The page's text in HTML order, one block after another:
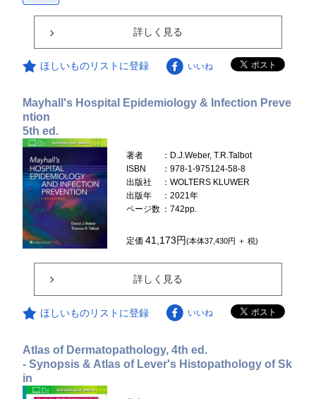
詳しく見る
ほしいものリストに登録 いいね
Mayhall's Hospital Epidemiology & Infection Preve
ntion
5th ed.
著者
：D.J.Weber, T.R.Talbot
ISBN
：978-1-975124-58-8
出版社
：WOLTERS KLUWER
出版年
：2021年
ページ数 ：742pp.
定価41,173円(本体37,430円 ＋ 税)
詳しく見る
ほしいものリストに登録 いいね
Atlas of Dermatopathology, 4th ed.
- Synopsis & Atlas of Lever's Histopathology of Sk
in